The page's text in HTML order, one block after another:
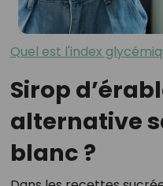
Quel est l'index
Sirop
alternative
blanc ?